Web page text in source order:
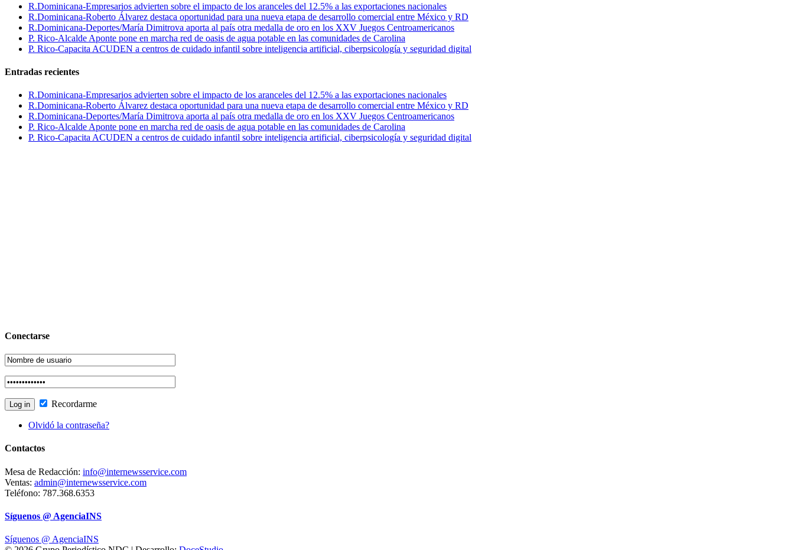
R.Dominicana-Empresarios advierten sobre el impacto de los aranceles del 12.5% a las exportaciones nacionales
R.Dominicana-Roberto Álvarez destaca oportunidad para una nueva etapa de desarrollo comercial entre México y RD
R.Dominicana-Deportes/María Dimitrova aporta al país otra medalla de oro en los XXV Juegos Centroamericanos
P. Rico-Alcalde Aponte pone en marcha red de oasis de agua potable en las comunidades de Carolina
P. Rico-Capacita ACUDEN a centros de cuidado infantil sobre inteligencia artificial, ciberpsicología y seguridad digital
Entradas recientes
R.Dominicana-Empresarios advierten sobre el impacto de los aranceles del 12.5% a las exportaciones nacionales
R.Dominicana-Roberto Álvarez destaca oportunidad para una nueva etapa de desarrollo comercial entre México y RD
R.Dominicana-Deportes/María Dimitrova aporta al país otra medalla de oro en los XXV Juegos Centroamericanos
P. Rico-Alcalde Aponte pone en marcha red de oasis de agua potable en las comunidades de Carolina
P. Rico-Capacita ACUDEN a centros de cuidado infantil sobre inteligencia artificial, ciberpsicología y seguridad digital
Conectarse
Recordarme
Olvidó la contraseña?
Contactos
Mesa de Redacción: info@internewsservice.com
Ventas: admin@internewsservice.com
Teléfono: 787.368.6353
Síguenos @ AgenciaINS
Síguenos @ AgenciaINS